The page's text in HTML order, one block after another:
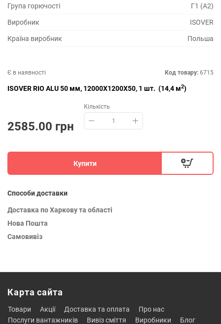
Група горючості Г1 (А2)
Виробник ISOVER
Країна виробник Польша
Є в наявності Код товару: 6715
ISOVER RIO ALU 50 мм, 12000X1200X50, 1 шт. (14,4 м2)
2585.00 грн
Кількість
Купити
Способи доставки
Доставка по Харкову та області
Нова Пошта
Самовивіз
Карта сайта
товари акції доставка та оплата
про нас
послуги вантажників
вивіз сміття виробники
блог